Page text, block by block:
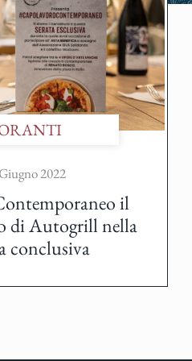
2022
il
di Autogrill nella
conclusiva